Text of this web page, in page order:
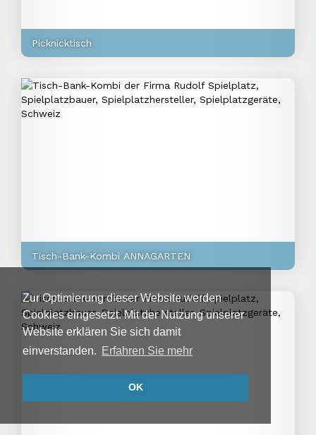
Zur Optimierung dieser Website werden
Cookies eingesetzt. Mit der Nutzung unserer
Website erklären Sie sich damit
einverstanden.
Erfahren Sie mehr
OK
Picknicktisch
Tisch-Bank-Kombi ANNAGARTEN